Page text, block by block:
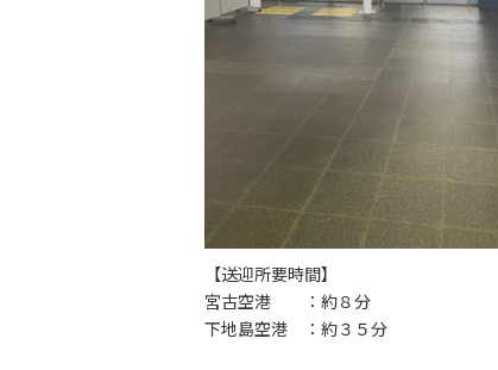
【送迎所要時間】
宮古空港 ：約８分
下地島空港 ：約３５分